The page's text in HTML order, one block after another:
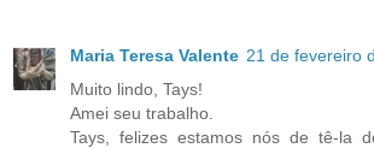
Maria Teresa Valente 21 de fevereiro
Muito lindo, Tays!
Amei seu trabalho.
Tays, felizes estamos nós de tê-la